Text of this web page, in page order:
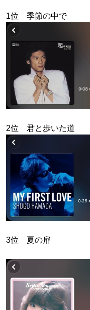
1位 季節の中で
2位 君と歩いた道
3位 夏の扉